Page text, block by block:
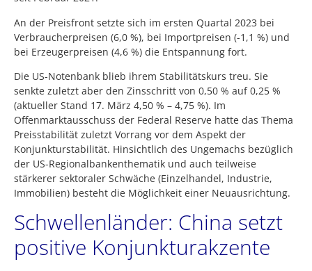
An der Preisfront setzte sich im ersten Quartal 2023 bei
Verbraucherpreisen (6,0 %), bei Importpreisen (-1,1 %) und
bei Erzeugerpreisen (4,6 %) die Entspannung fort.
Die US-Notenbank blieb ihrem Stabilitätskurs treu. Sie
senkte zuletzt aber den Zinsschritt von 0,50 % auf 0,25 %
(aktueller Stand 17. März 4,50 % – 4,75 %). Im
Offenmarktausschuss der Federal Reserve hatte das Thema
Preisstabilität zuletzt Vorrang vor dem Aspekt der
Konjunkturstabilität. Hinsichtlich des Ungemachs bezüglich
der US-Regionalbankenthematik und auch teilweise
stärkerer sektoraler Schwäche (Einzelhandel, Industrie,
Immobilien) besteht die Möglichkeit einer Neuausrichtung.
Schwellenländer: China setzt
positive Konjunkturakzente